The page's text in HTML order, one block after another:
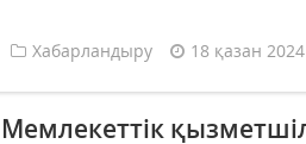
Хабарландыру 18 қазан
Мемлекеттік